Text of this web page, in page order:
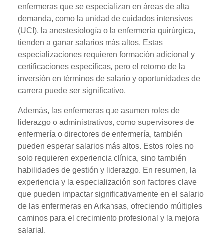
enfermeras que se especializan en áreas de alta
demanda, como la unidad de cuidados intensivos
(UCI), la anestesiología o la enfermería quirúrgica,
tienden a ganar salarios más altos. Estas
especializaciones requieren formación adicional y
certificaciones específicas, pero el retorno de la
inversión en términos de salario y oportunidades de
carrera puede ser significativo.
Además, las enfermeras que asumen roles de
liderazgo o administrativos, como supervisores de
enfermería o directores de enfermería, también
pueden esperar salarios más altos. Estos roles no
solo requieren experiencia clínica, sino también
habilidades de gestión y liderazgo. En resumen, la
experiencia y la especialización son factores clave
que pueden impactar significativamente en el salario
de las enfermeras en Arkansas, ofreciendo múltiples
caminos para el crecimiento profesional y la mejora
salarial.